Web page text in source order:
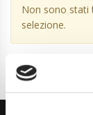
Non sono stati
selezione.